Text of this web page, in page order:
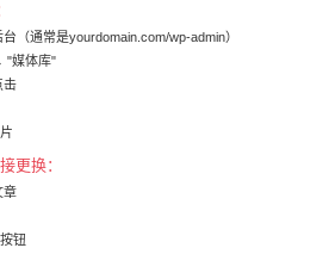
（通常是yourdomain.com/wp-admin）
"媒体库"
击
更换：
章
钮